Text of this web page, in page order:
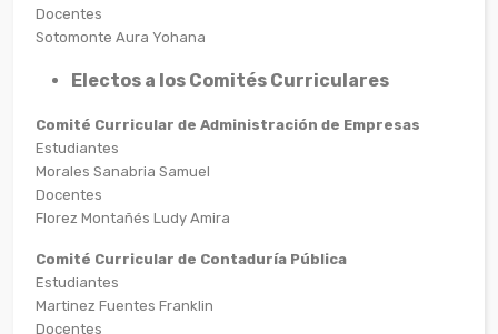
Docentes
Sotomonte Aura Yohana
Electos a los Comités Curriculares
Comité Curricular de Administración de Empresas
Estudiantes
Morales Sanabria Samuel
Docentes
Florez Montañés Ludy Amira
Comité Curricular de Contaduría Pública
Estudiantes
Martinez Fuentes Franklin
Docentes